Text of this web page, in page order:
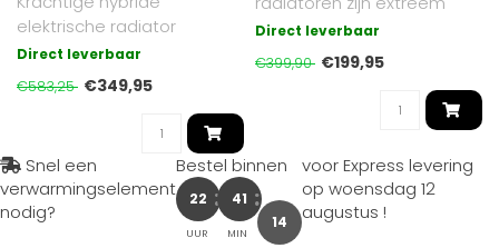
elektrische radiator
(2000W) met infrarood- en
convectiewarmte..
Direct leverbaar
€583,25 €349,95
veilig, stil en eenvoudig te
Direct leverbaar
€399,90 €199,95
Snel een
verwarmingselement
nodig?
Bestel binnen
22
UUR
41
MIN
12
voor Express levering
op woensdag 12
augustus !